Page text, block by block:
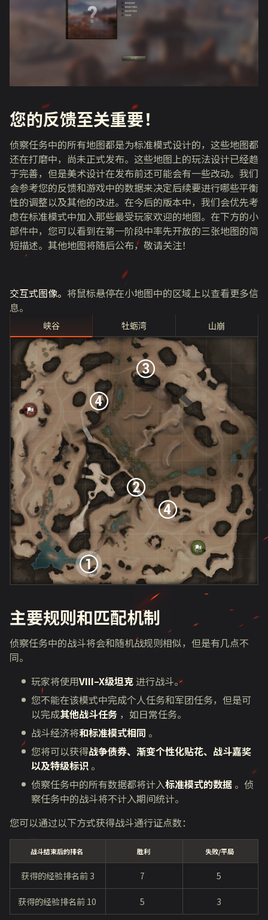
您的反馈至关重要！
侦察任务中的所有地图都是为标准模式设计的，这些地图都
还在打磨中，尚未正式发布。这些地图上的玩法设计已经趋
于完善，但是美术设计在发布前还可能会有一些改动。我们
会参考您的反馈和游戏中的数据来决定后续要进行哪些平衡
性的调整以及其他的改进。在今后的版本中，我们会优先考
虑在标准模式中加入那些最受玩家欢迎的地图。在下方的小
部件中，您可以看到在第一阶段中率先开放的三张地图的简
短描述。其他地图将随后公布，敬请关注！
交互式图像。 将鼠标悬停在小地图中的区域上以查看更多信
息。
峡谷 牡蛎湾 山崩
主要规则和匹配机制
侦察任务中的战斗将会和随机战规则相似，但是有几点不
同。
玩家将使用VIII–X级坦克进行战斗。
您不能在该模式中完成个人任务和军团任务，但是可
以完成其他战斗任务 ，如日常任务。
战斗经济将和标准模式相同 。
您将可以获得战争债券、渐变个性化贴花、战斗嘉奖
以及特级标识 。
侦察任务中的所有数据都将计入标准模式的数据 。侦
察任务中的战斗将不计入期间统计。
您可以通过以下方式获得战斗通行证点数：
战斗结束后的排名 胜利 失败/平局
获得的经验排名前 3 7 5
获得的经验排名前 10 5 3